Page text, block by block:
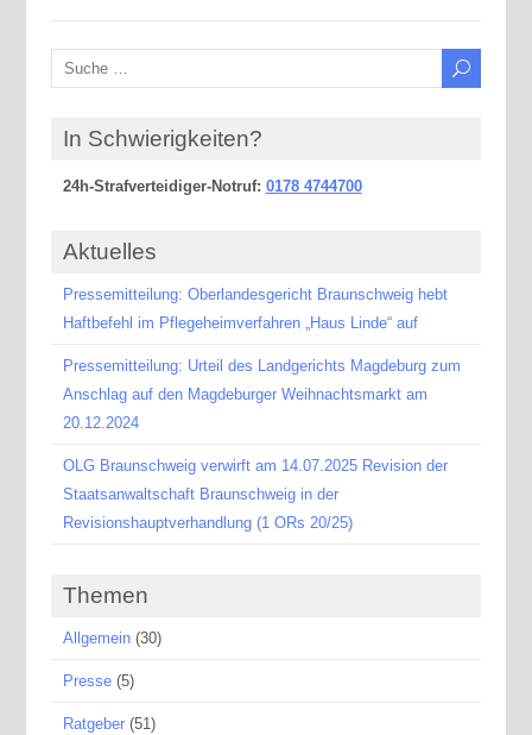
In Schwierigkeiten?
24h-Strafverteidiger-Notruf: 0178 4744700
Aktuelles
Pressemitteilung: Oberlandesgericht Braunschweig hebt
Haftbefehl im Pflegeheimverfahren „Haus Linde“ auf
Pressemitteilung: Urteil des Landgerichts Magdeburg zum
Anschlag auf den Magdeburger Weihnachtsmarkt am
20.12.2024
OLG Braunschweig verwirft am 14.07.2025 Revision der
Staatsanwaltschaft Braunschweig in der
Revisionshauptverhandlung (1 ORs 20/25)
Themen
Allgemein(30)
Presse(5)
Ratgeber(51)